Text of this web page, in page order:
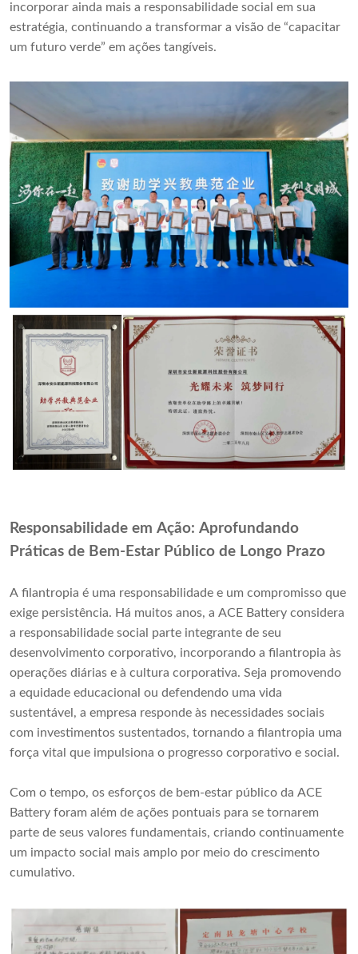
incorporar ainda mais a responsabilidade social em sua
estratégia, continuando a transformar a visão de “capacitar
um futuro verde” em ações tangíveis.
Responsabilidade em Ação: Aprofundando
Práticas de Bem-Estar Público de Longo Prazo
A filantropia é uma responsabilidade e um compromisso que
exige persistência. Há muitos anos, a ACE Battery considera
a responsabilidade social parte integrante de seu
desenvolvimento corporativo, incorporando a filantropia às
operações diárias e à cultura corporativa. Seja promovendo
a equidade educacional ou defendendo uma vida
sustentável, a empresa responde às necessidades sociais
com investimentos sustentados, tornando a filantropia uma
força vital que impulsiona o progresso corporativo e social.
Com o tempo, os esforços de bem-estar público da ACE
Battery foram além de ações pontuais para se tornarem
parte de seus valores fundamentais, criando continuamente
um impacto social mais amplo por meio do crescimento
cumulativo.